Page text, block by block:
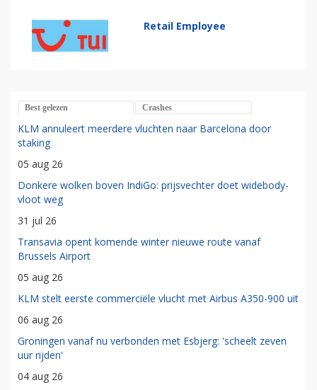
Retail Employee
Best gelezen Crashes
KLM annuleert meerdere vluchten naar Barcelona door
staking
05 aug 26
Donkere wolken boven IndiGo: prijsvechter doet widebody-
vloot weg
31 jul 26
Transavia opent komende winter nieuwe route vanaf
Brussels Airport
05 aug 26
KLM stelt eerste commerciële vlucht met Airbus A350-900 uit
06 aug 26
Groningen vanaf nu verbonden met Esbjerg: 'scheelt zeven
uur rijden'
04 aug 26